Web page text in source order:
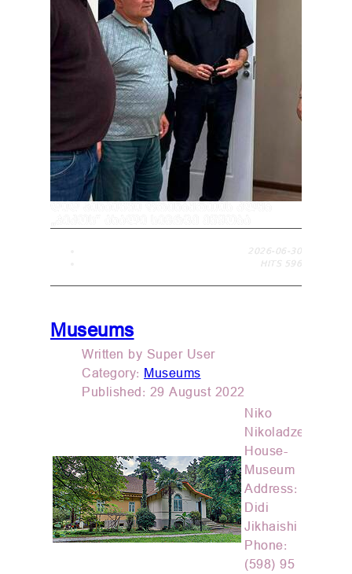
Museums
Written by Super User
Category: Museums
Published: 29 August 2022
Niko
Nikoladze
House-
Museum
Address:
Didi
Jikhaishi
Phone:
(598) 95